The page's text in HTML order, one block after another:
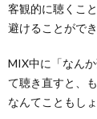
客観的に聴くこ
避けることができ
MIX中に「なん
て聴き直すと、
なんてこともし